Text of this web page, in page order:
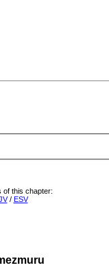
of this chapter:
/ ESV